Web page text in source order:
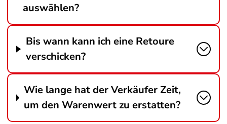
auswählen?
Bis wann kann ich eine Retoure
verschicken?
Wie lange hat der Verkäufer Zeit,
um den Warenwert zu erstatten?